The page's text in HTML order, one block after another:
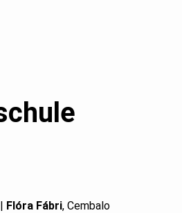
Flóra Fábri, Cembalo